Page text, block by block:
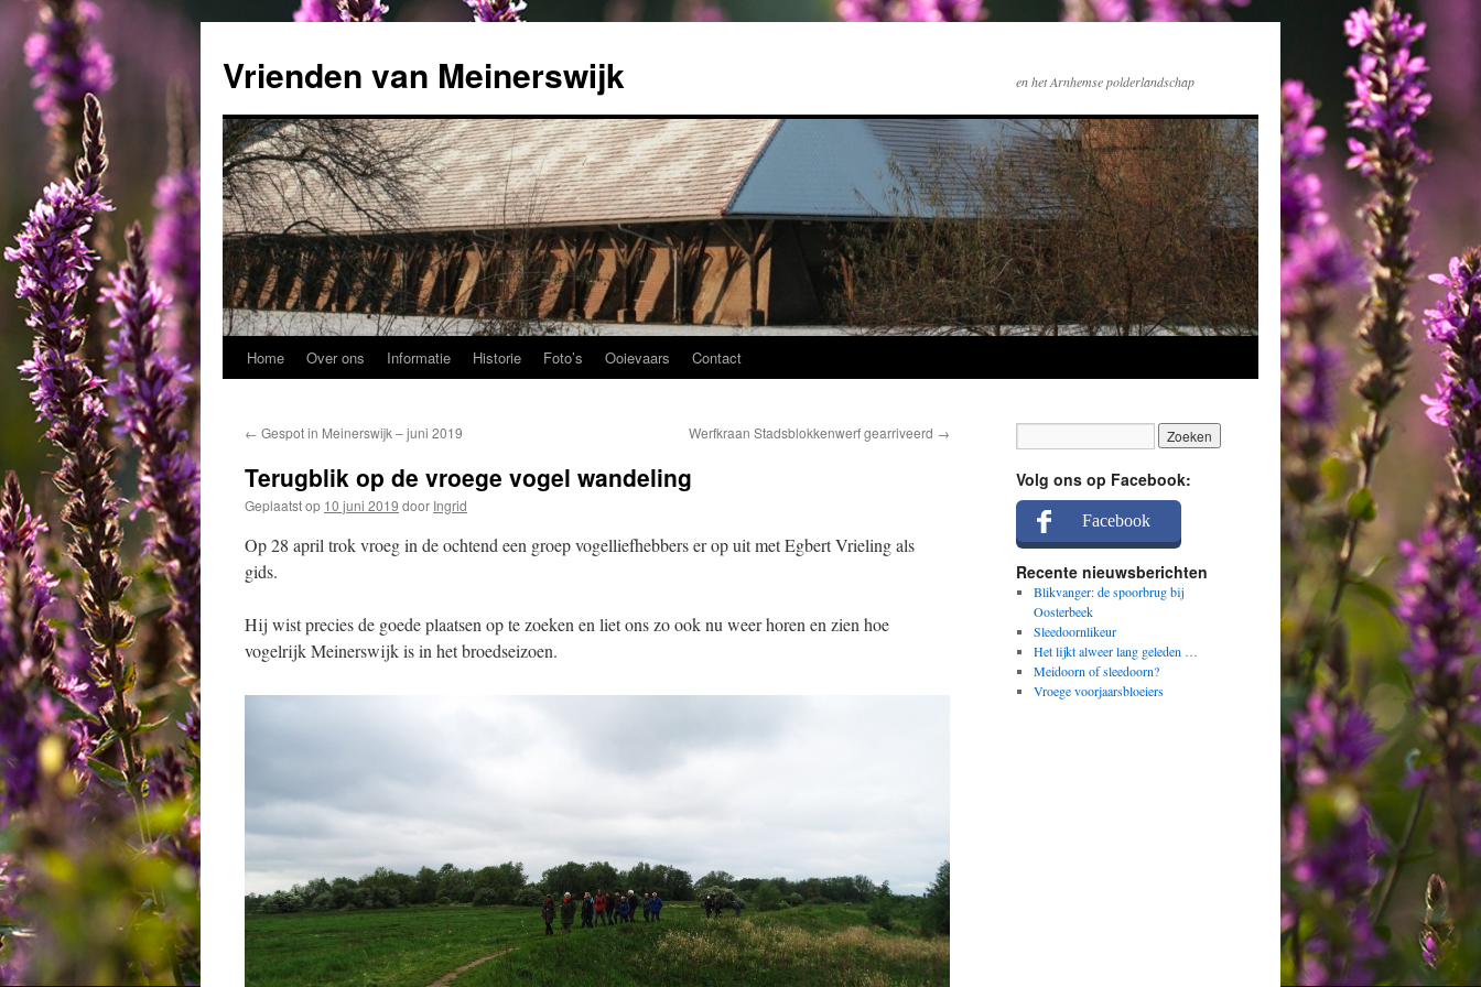
de
inhoud
Vrienden van Meinerswijk en het Arnhemse polderlandschap
Home Over ons Informatie Historie Foto’s Ooievaars Contact
← Gespot in Meinerswijk – juni 2019 Werfkraan Stadsblokkenwerf gearriveerd →
Terugblik op de vroege vogel wandeling
Geplaatst op 10 juni 2019 door Ingrid
Op 28 april trok vroeg in de ochtend een groep vogelliefhebbers er op uit met Egbert Vrieling als
gids.
Hij wist precies de goede plaatsen op te zoeken en liet ons zo ook nu weer horen en zien hoe
vogelrijk Meinerswijk is in het broedseizoen.
Volg ons op Facebook:
Facebook
Recente nieuwsberichten
Blikvanger: de spoorbrug bij
Oosterbeek
Sleedoornlikeur
Het lijkt alweer lang geleden …
Meidoorn of sleedoorn?
Vroege voorjaarsbloeiers